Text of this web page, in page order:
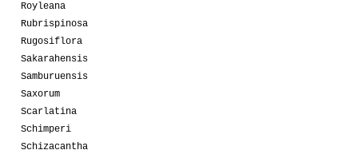
Royleana
Rubrispinosa
Rugosiflora
Sakarahensis
Samburuensis
Saxorum
Scarlatina
Schimperi
Schizacantha